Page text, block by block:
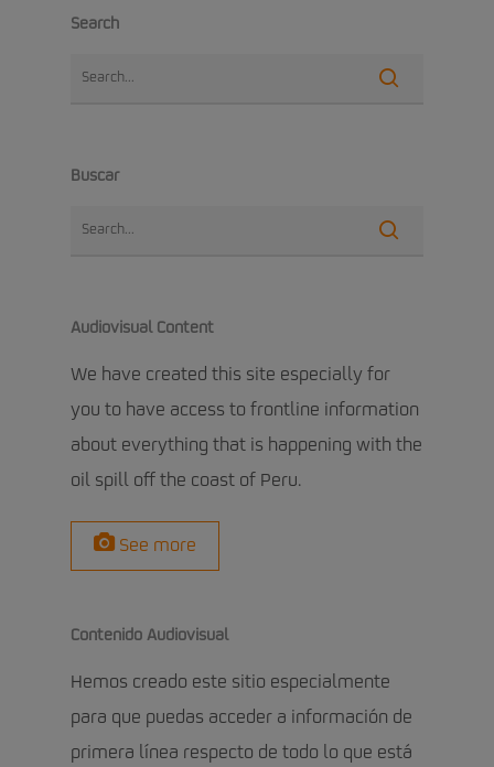
Search
Buscar
Audiovisual Content
We have created this site especially for
you to have access to frontline information
about everything that is happening with the
oil spill off the coast of Peru.
See more
Contenido Audiovisual
Hemos creado este sitio especialmente
para que puedas acceder a información de
primera línea respecto de todo lo que está